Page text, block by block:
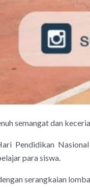
semangat dan
Pendidikan
para siswa.
serangkaian